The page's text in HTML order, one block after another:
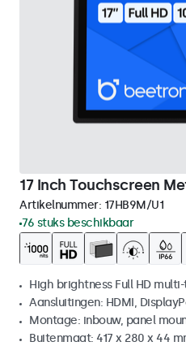
17 Inch Touchscreen
Artikelnummer: 17HB9M/U1
76 stuks beschikbaar
High brightness Full HD
Aansluitingen: HDMI,
Montage: inbouw, panel
Buitenmaat: 417 x 280 x 44